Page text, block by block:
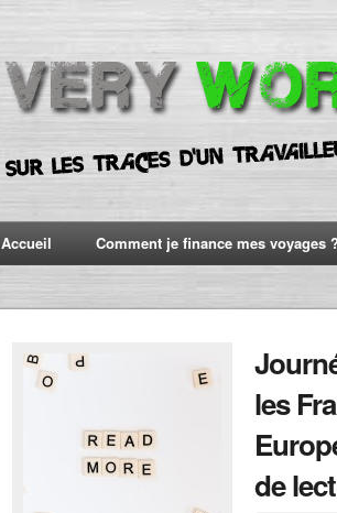
Accueil Comment je finance mes voyages ?
les
de